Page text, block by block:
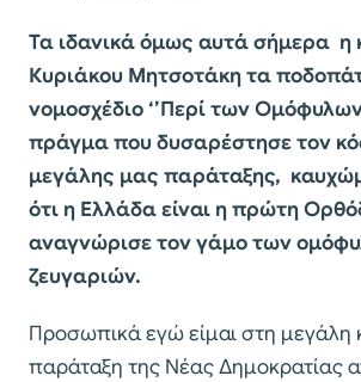
Τα ιδανικά όμως αυτά σήμερα η
Κυριάκου Μητσοτάκη τα
νομοσχέδιο ‘’Περί των
πράγμα που δυσαρέστησε τον
μεγάλης μας παράταξης,
ότι η Ελλάδα είναι η πρώτη
αναγνώρισε τον γάμο των
ζευγαριών.
Προσωπικά εγώ είμαι στη μεγάλη
παράταξη της Νέας Δημοκρατίας